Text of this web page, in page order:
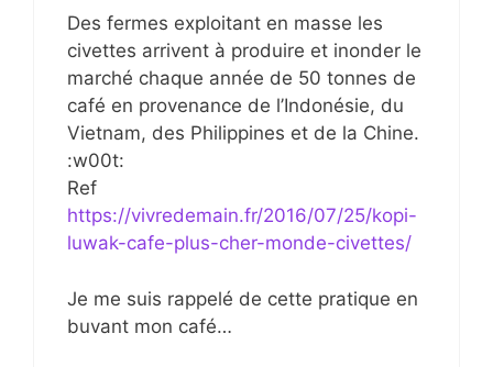
Des fermes exploitant en masse les
civettes arrivent à produire et inonder le
marché chaque année de 50 tonnes de
café en provenance de l’Indonésie, du
Vietnam, des Philippines et de la Chine.
:w00t:
Ref
https://vivredemain.fr/2016/07/25/kopi-
luwak-cafe-plus-cher-monde-civettes/
Je me suis rappelé de cette pratique en
buvant mon café…